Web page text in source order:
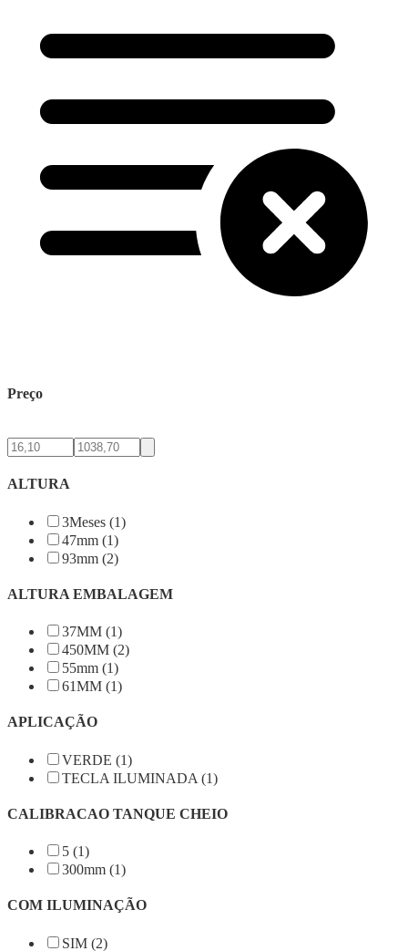
Preço
ALTURA
3Meses (1)
47mm (1)
93mm (2)
ALTURA EMBALAGEM
37MM (1)
450MM (2)
55mm (1)
61MM (1)
APLICAÇÃO
VERDE (1)
TECLA ILUMINADA (1)
CALIBRACAO TANQUE CHEIO
5 (1)
300mm (1)
COM ILUMINAÇÃO
SIM (2)